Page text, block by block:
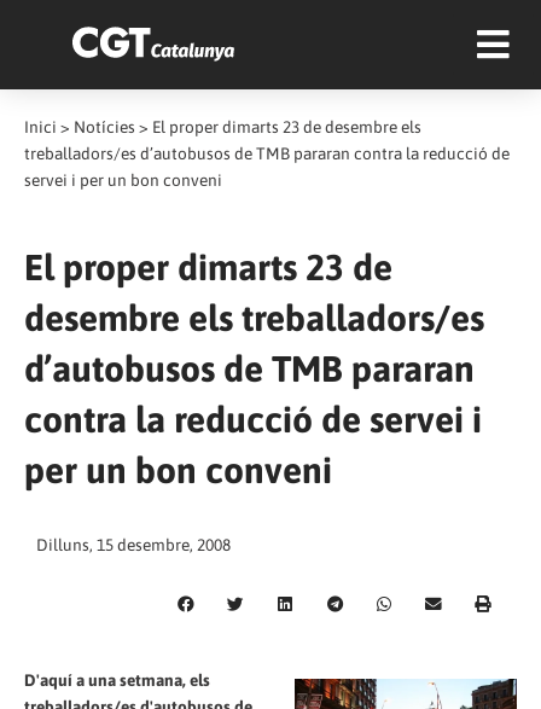
Inici > Notícies > El proper dimarts 23 de desembre els
treballadors/es d’autobusos de TMB pararan contra la reducció de
servei i per un bon conveni
El proper dimarts 23 de
desembre els treballadors/es
d’autobusos de TMB pararan
contra la reducció de servei i
per un bon conveni
Dilluns, 15 desembre, 2008
D'aquí a una setmana, els